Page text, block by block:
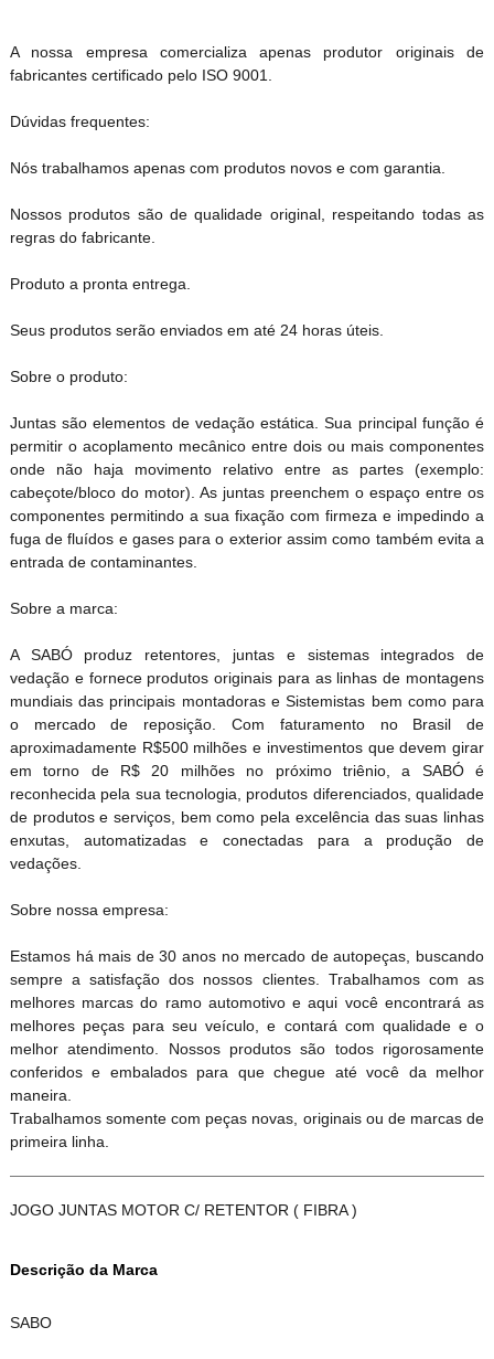
A nossa empresa comercializa apenas produtor originais de
fabricantes certificado pelo ISO 9001.
Dúvidas frequentes:
Nós trabalhamos apenas com produtos novos e com garantia.
Nossos produtos são de qualidade original, respeitando todas as
regras do fabricante.
Produto a pronta entrega.
Seus produtos serão enviados em até 24 horas úteis.
Sobre o produto:
Juntas são elementos de vedação estática. Sua principal função é
permitir o acoplamento mecânico entre dois ou mais componentes
onde não haja movimento relativo entre as partes (exemplo:
cabeçote/bloco do motor). As juntas preenchem o espaço entre os
componentes permitindo a sua fixação com firmeza e impedindo a
fuga de fluídos e gases para o exterior assim como também evita a
entrada de contaminantes.
Sobre a marca:
A SABÓ produz retentores, juntas e sistemas integrados de
vedação e fornece produtos originais para as linhas de montagens
mundiais das principais montadoras e Sistemistas bem como para
o mercado de reposição. Com faturamento no Brasil de
aproximadamente R$500 milhões e investimentos que devem girar
em torno de R$ 20 milhões no próximo triênio, a SABÓ é
reconhecida pela sua tecnologia, produtos diferenciados, qualidade
de produtos e serviços, bem como pela excelência das suas linhas
enxutas, automatizadas e conectadas para a produção de
vedações.
Sobre nossa empresa:
Estamos há mais de 30 anos no mercado de autopeças, buscando
sempre a satisfação dos nossos clientes. Trabalhamos com as
melhores marcas do ramo automotivo e aqui você encontrará as
melhores peças para seu veículo, e contará com qualidade e o
melhor atendimento. Nossos produtos são todos rigorosamente
conferidos e embalados para que chegue até você da melhor
maneira.
Trabalhamos somente com peças novas, originais ou de marcas de
primeira linha.
JOGO JUNTAS MOTOR C/ RETENTOR ( FIBRA )
Descrição da Marca
SABO